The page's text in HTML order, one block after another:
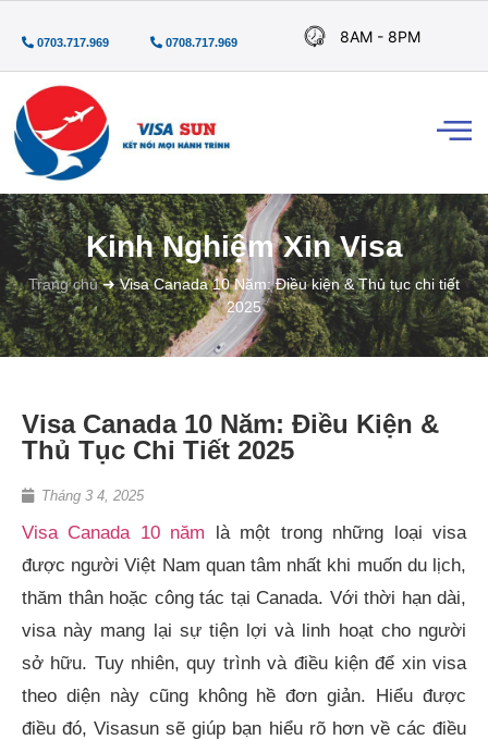
0703.717.969 0708.717.969 8AM - 8PM
Kinh Nghiệm Xin Visa
Trang chủ➜Visa Canada 10 Năm: Điều kiện & Thủ tục chi tiết
2025
Visa Canada 10 Năm: Điều Kiện &
Thủ Tục Chi Tiết 2025
Tháng 3 4, 2025
Visa Canada 10 năm là một trong những loại visa
được người Việt Nam quan tâm nhất khi muốn du lịch,
thăm thân hoặc công tác tại Canada. Với thời hạn dài,
visa này mang lại sự tiện lợi và linh hoạt cho người
sở hữu. Tuy nhiên, quy trình và điều kiện để xin visa
theo diện này cũng không hề đơn giản. Hiểu được
điều đó, Visasun sẽ giúp bạn hiểu rõ hơn về các điều